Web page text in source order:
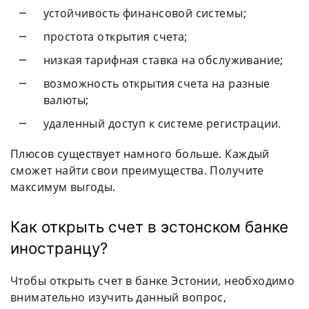
устойчивость финансовой системы;
простота открытия счета;
низкая тарифная ставка на обслуживание;
возможность открытия счета на разные
валюты;
удаленный доступ к системе регистрации.
Плюсов существует намного больше. Каждый
сможет найти свои преимущества. Получите
максимум выгоды.
Как открыть счет в эстонском банке
иностранцу?
Чтобы открыть счет в банке Эстонии, необходимо
внимательно изучить данный вопрос,